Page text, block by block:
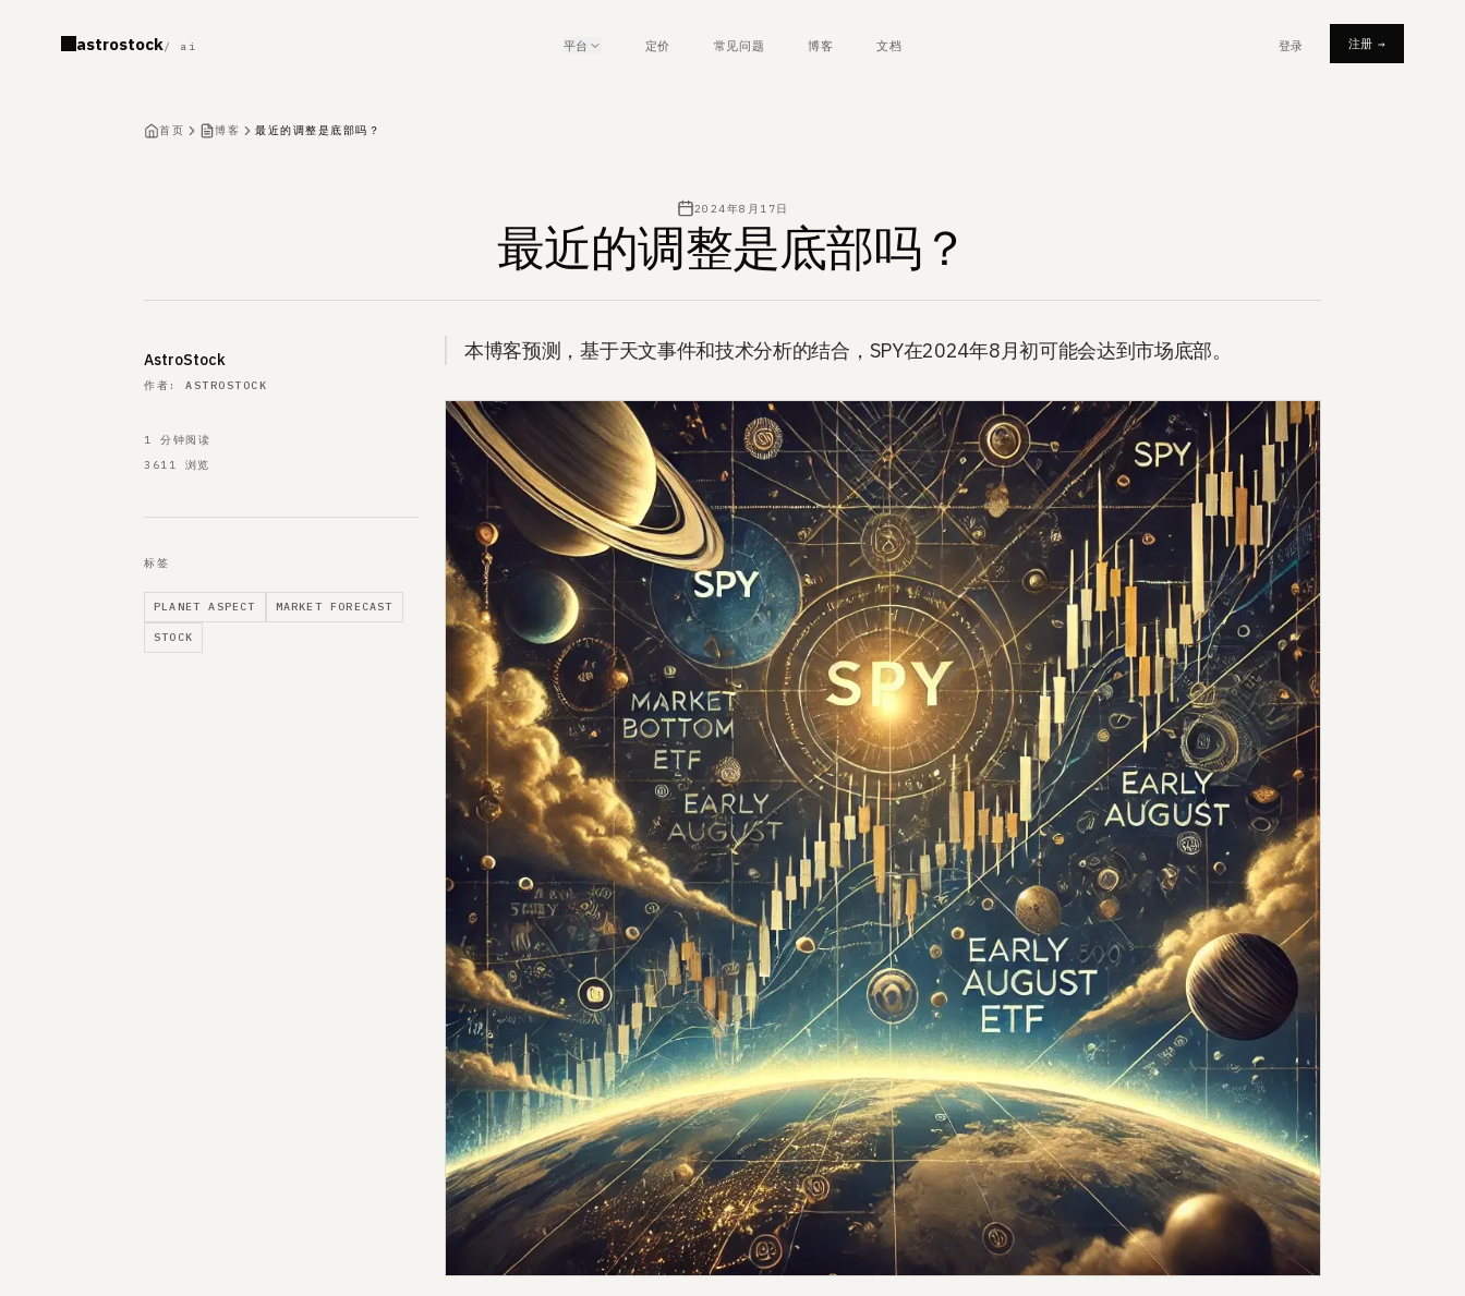
astrostock/ ai 平台 定价 常见问题 博客 文档 登录 注册 →
首页 博客 最近的调整是底部吗？
2024年8月17日
最近的调整是底部吗？
作者
Name
AstroStock
作者 : ASTROSTOCK
1
分钟阅读
3611
浏览
本博客预测，基于天文事件和技术分析的结合，SPY在2024年8月初可能会达到市场底部。
标签
PLANET ASPECT MARKET FORECAST
STOCK